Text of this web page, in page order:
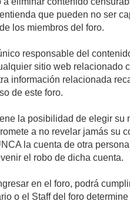
que pueden no ser
los miembros del foro.
responsable del
sitio web relacionado
información relacionada
de este foro.
la posibilidad de elegir
a no revelar jamás su
la cuenta de otra
el robo de dicha cuenta.
en el foro, podrá
o el Staff del foro